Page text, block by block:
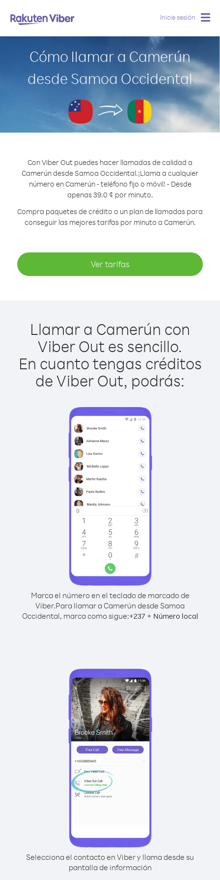
Inicie sesión
Cómo llamar a Camerún
desde Samoa Occidental
Con Viber Out puedes hacer llamadas de calidad a
Camerún desde Samoa Occidental.¡Llama a cualquier
número en Camerún - teléfono fijo o móvil! - Desde
apenas 39.0 ¢ por minuto.
Compra paquetes de crédito o un plan de llamadas para
conseguir las mejores tarifas por minuto a Camerún.
Ver tarifas
Llamar a Camerún con
Viber Out es sencillo.
En cuanto tengas créditos
de Viber Out, podrás:
Marca el número en el teclado de marcado de
Viber.Para llamar a Camerún desde Samoa
Occidental, marca como sigue:+237+ Número local
Selecciona el contacto en Viber y llama desde su
pantalla de información